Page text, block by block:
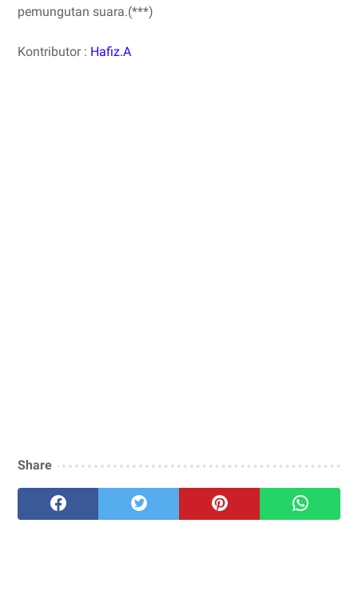
pemungutan suara.(***)
Kontributor : Hafiz.A
Share